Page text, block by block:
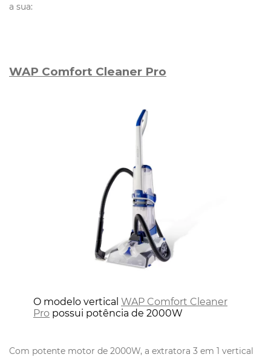
a sua:
WAP Comfort Cleaner Pro
O modelo vertical WAP Comfort Cleaner
Pro possui potência de 2000W
Com potente motor de 2000W, a extratora 3 em 1 vertical